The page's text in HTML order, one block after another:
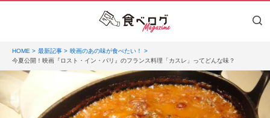
HOME 最新記事
映画のあの味が食べたい！
今夏公開！映画『ロスト・イン・パリ』のフランス料理「カスレ」ってどんな味？